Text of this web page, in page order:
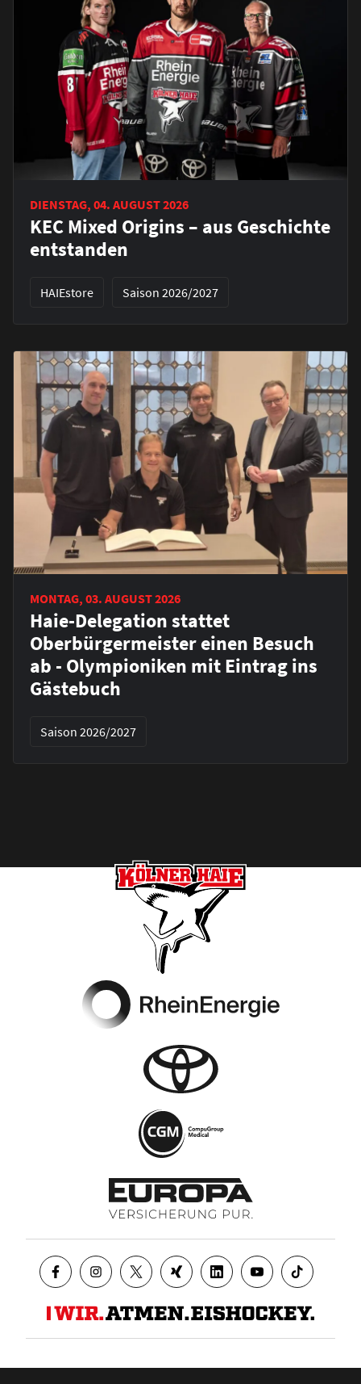
DIENSTAG, 04. AUGUST 2026
KEC Mixed Origins – aus Geschichte
entstanden
HAIEstore Saison 2026/2027
MONTAG, 03. AUGUST 2026
Haie-Delegation stattet
Oberbürgermeister einen Besuch
ab - Olympioniken mit Eintrag ins
Gästebuch
Saison 2026/2027
Datenschutz AGB Impressum Kontakt Presse